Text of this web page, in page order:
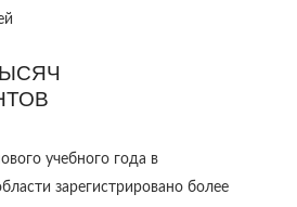
учебного года в
зарегистрировано более